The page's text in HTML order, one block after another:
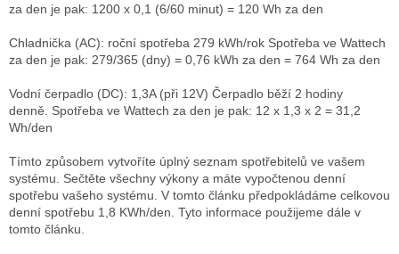
za den je pak: 1200 x 0,1 (6/60 minut) = 120 Wh za den
Chladnička (AC): roční spotřeba 279 kWh/rok Spotřeba ve Wattech
za den je pak: 279/365 (dny) = 0,76 kWh za den = 764 Wh za den
Vodní čerpadlo (DC): 1,3A (při 12V) Čerpadlo běží 2 hodiny
denně.
Spotřeba ve Wattech za den je pak: 12 x 1,3 x 2 = 31,2
Wh/den
Tímto způsobem vytvoříte úplný seznam spotřebitelů ve vašem
systému.
Sečtěte všechny výkony a máte vypočtenou denní
spotřebu vašeho systému. V tomto článku předpokládáme celkovou
denní spotřebu 1,8 KWh/den. Tyto informace použijeme dále v
tomto článku.